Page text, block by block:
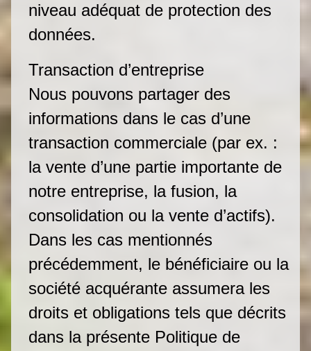
niveau adéquat de protection des
données.
Transaction d’entreprise
Nous pouvons partager des
informations dans le cas d’une
transaction commerciale (par ex. :
la vente d’une partie importante de
notre entreprise, la fusion, la
consolidation ou la vente d’actifs).
Dans les cas mentionnés
précédemment, le bénéficiaire ou la
société acquérante assumera les
droits et obligations tels que décrits
dans la présente Politique de